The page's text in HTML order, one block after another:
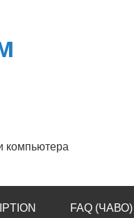
компьютера
FAQ (ЧАВО)